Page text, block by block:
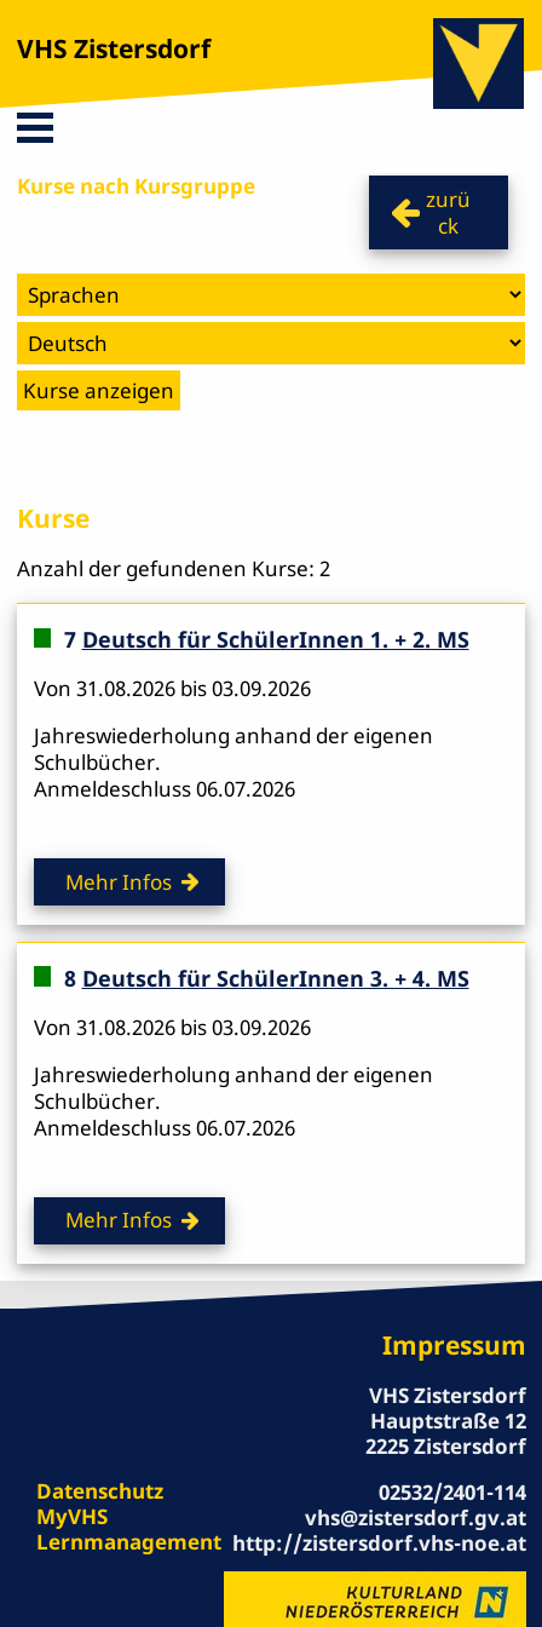
VHS Zistersdorf
zurü
ck
Kurse nach Kursgruppe
Kurse
Anzahl der gefundenen Kurse: 2
7 Deutsch für SchülerInnen 1. + 2. MS
Von 31.08.2026 bis 03.09.2026
Jahreswiederholung anhand der eigenen
Schulbücher.
Anmeldeschluss 06.07.2026
Mehr Infos
8 Deutsch für SchülerInnen 3. + 4. MS
Von 31.08.2026 bis 03.09.2026
Jahreswiederholung anhand der eigenen
Schulbücher.
Anmeldeschluss 06.07.2026
Mehr Infos
Datenschutz
MyVHS
Lernmanagement
Impressum
VHS Zistersdorf
Hauptstraße 12
2225 Zistersdorf
02532/2401-114
vhs@zistersdorf.gv.at
http://zistersdorf.vhs-noe.at